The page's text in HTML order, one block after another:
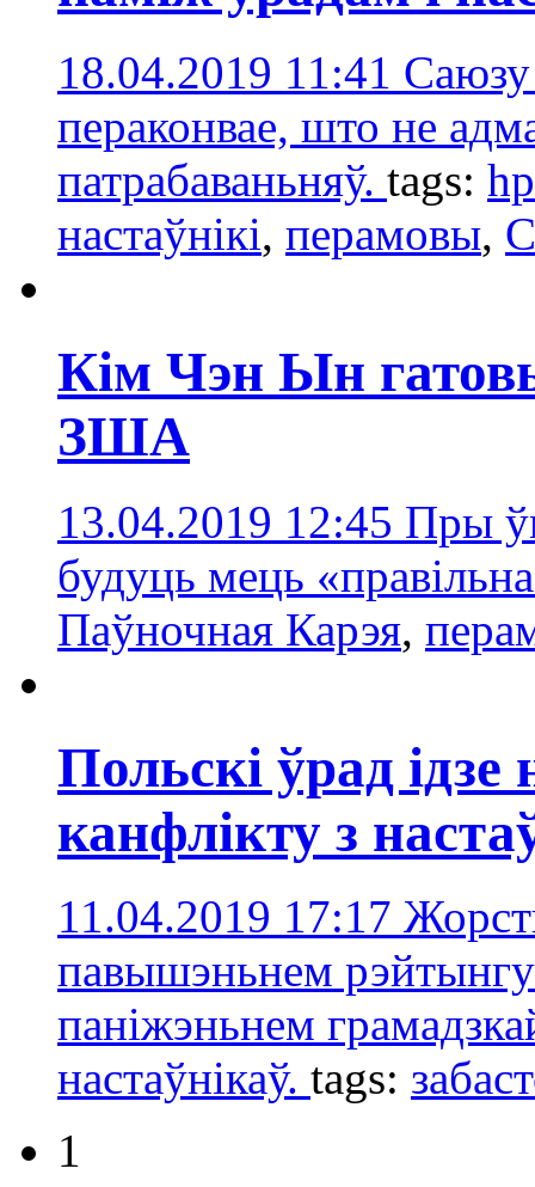
18.04.2019 11:41 Саюзу
пераконвае, што не
патрабаваньняў. tags:
настаўнікі, перамовы,
Кім Чэн Ын
ЗША
13.04.2019 12:45 Пры
будуць мець
Паўночная Карэя,
Польскі ўрад ідзе
канфлікту з
11.04.2019 17:17
павышэньнем
паніжэньнем
настаўнікаў. tags:
1